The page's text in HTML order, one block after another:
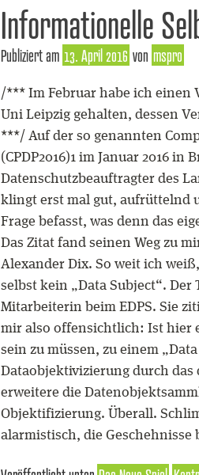
Informationelle
Publiziert am 13. April 2016 von mspro
/*** Im Februar habe ich einen
Uni Leipzig gehalten, dessen
***/ Auf der so genannten
(CPDP2016)1 im Januar 2016
Datenschutzbeauftragter des
klingt erst mal gut, aufrüttelnd
Frage befasst, was denn das
Das Zitat fand seinen Weg zu
Alexander Dix. So weit ich
selbst kein „Data Subject“.
Mitarbeiterin beim EDPS. Sie
mir also offensichtlich: Ist hier
sein zu müssen, zu einem
Dataobjektivizierung durch
erweitere die
Objektifizierung. Überall.
alarmistisch, die Geschehnisse